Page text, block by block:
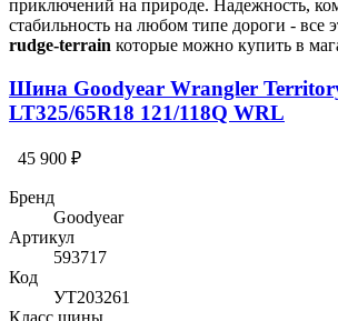
приключений на природе. Надежность,
стабильность на любом типе дороги - все
rudge-terrain которые можно купить в
Шина Goodyear Wrangler
LT325/65R18 121/118Q WRL
45 900 ₽
Бренд
Goodyear
Артикул
593717
Код
УТ203261